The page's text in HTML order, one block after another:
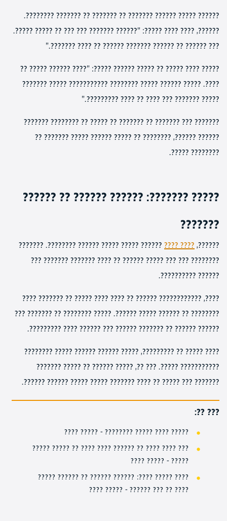
?????? ????? ?????? ??????? ?? ??????? ?? ??????? ????????.
??????, ???? ???? ?????: "?????? ??????? ??? ??? ?? ????? ?????.
??? ?????? ?? ?????? ??????? ?????? ?? ???? ???????."
????? ???? ????? ?? ????? ?????? ?????: "???? ?????? ????? ??
????. ????? ?????? ????? ???????? ??????????? ????? ???????
????? ??????? ??? ???? ?? ???? ?????????."
??????? ??? ??????? ?? ??????? ?? ????? ?? ???????? ???????
?????? ??????, ???????? ?? ????? ?????? ????? ??????? ??
???????? ?????.
????? ???????: ?????? ?????? ?? ??????
???????
??????,
???? ????
?????? ????? ????? ?????? ????????. ???????
???????? ??? ??? ????? ?????? ?? ???? ??????? ??????? ???
?????? ??????????.
????, ???????????? ?????? ?? ???? ???? ????? ?? ??????? ????
???????? ?? ?????? ????? ??????. ????? ???????? ?? ??????? ???
?????? ?????? ?? ??????? ?????? ??? ?????? ???? ?????????.
???? ????? ?? ?????????, ????? ?????? ?????? ????? ????????
??????????? ?????. ??? ??, ????? ?????? ?? ????? ???????
??????? ??? ????? ?? ???? ??????? ????? ????? ?????? ??????.
??? ??:
????? ???? ????? ???????? – ????? ????
??? ???? ???? ?? ?????? ???? ???? ?? ????? ?????
????? – ????? ????
???? ????? ????: ?????? ?????? ?? ?????? ?????
???? ?? ??? ?????? – ????? ????